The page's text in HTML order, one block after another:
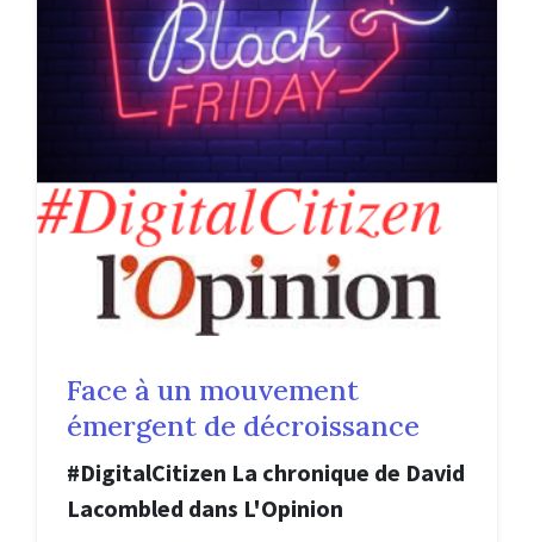
Face à un mouvement
émergent de décroissance
#DigitalCitizen La chronique de David
Lacombled dans L'Opinion